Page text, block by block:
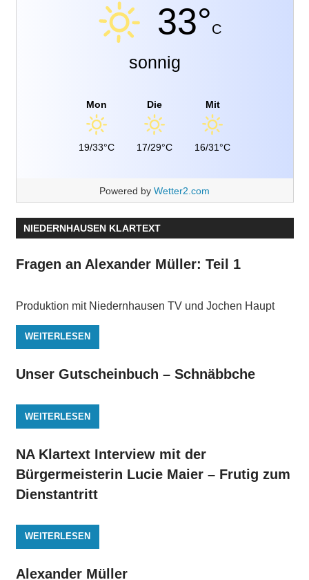
33°C
sonnig
Mon
19/33°C
Die
17/29°C
Mit
16/31°C
Powered by Wetter2.com
NIEDERNHAUSEN KLARTEXT
Fragen an Alexander Müller: Teil 1
Produktion mit Niedernhausen TV und Jochen Haupt
WEITERLESEN
Unser Gutscheinbuch – Schnäbbche
WEITERLESEN
NA Klartext Interview mit der
Bürgermeisterin Lucie Maier – Frutig zum
Dienstantritt
WEITERLESEN
Alexander Müller